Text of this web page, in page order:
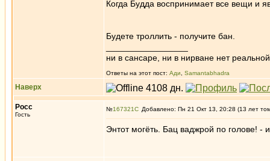
Когда Будда воспринимает все вещи и
Будете троллить - получите бан.
ни в сансаре, ни в нирване нет
Ответы на этот пост: Ади Samantabhadra
Наверх
Росс
Гость
№167321 Добавлено: Пн 21 Окт 13, 20:28 (13 лет
Энтот могёть. Бац ваджрой по голове! -